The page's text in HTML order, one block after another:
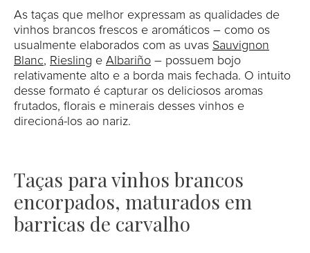
As taças que melhor expressam as qualidades de
vinhos brancos frescos e aromáticos – como os
usualmente elaborados com as uvas Sauvignon
Blanc, Riesling e Albariño – possuem bojo
relativamente alto e a borda mais fechada. O intuito
desse formato é capturar os deliciosos aromas
frutados, florais e minerais desses vinhos e
direcioná-los ao nariz.
Taças para vinhos brancos
encorpados, maturados em
barricas de carvalho